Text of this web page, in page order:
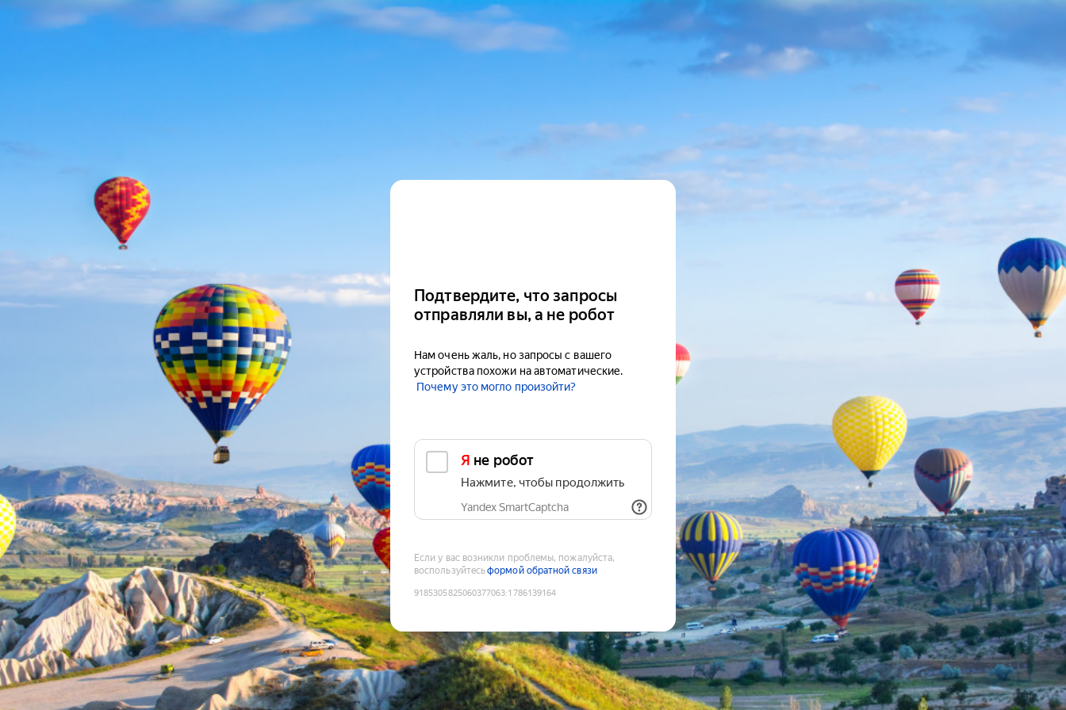
Подтвердите, что запросы
отправляли вы, а не робот
Нам очень жаль, но запросы с вашего
устройства похожи на автоматические.
Почему это могло произойти?
Я не робот
Нажмите, чтобы продолжить
Yandex SmartCaptcha
Если у вас возникли проблемы, пожалуйста,
воспользуйтесьформой обратной связи
9185305825060377063:1786139164